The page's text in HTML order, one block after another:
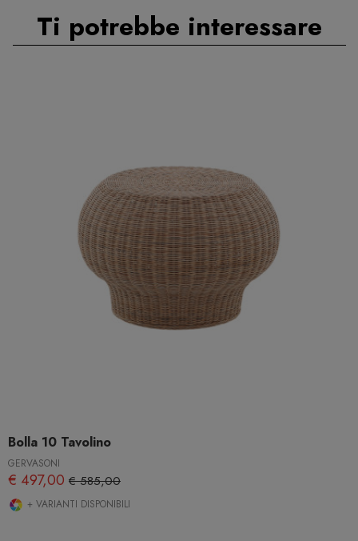
Ti potrebbe interessare
Bolla 10 Tavolino
GERVASONI
€ 497,00 € 585,00
+ VARIANTI DISPONIBILI